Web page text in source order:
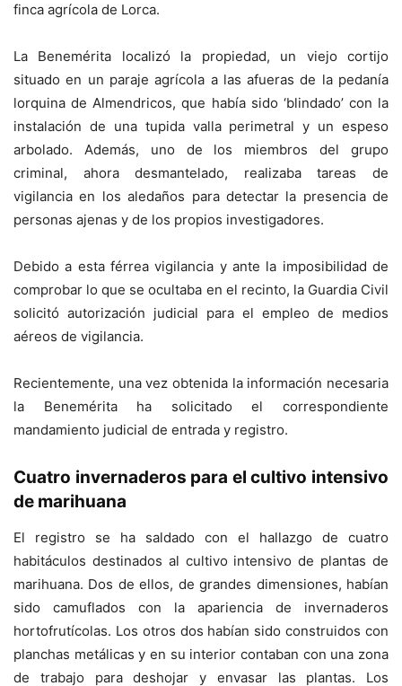
finca agrícola de Lorca.
La Benemérita localizó la propiedad, un viejo cortijo
situado en un paraje agrícola a las afueras de la pedanía
lorquina de Almendricos, que había sido ‘blindado’ con la
instalación de una tupida valla perimetral y un espeso
arbolado. Además, uno de los miembros del grupo
criminal, ahora desmantelado, realizaba tareas de
vigilancia en los aledaños para detectar la presencia de
personas ajenas y de los propios investigadores.
Debido a esta férrea vigilancia y ante la imposibilidad de
comprobar lo que se ocultaba en el recinto, la Guardia Civil
solicitó autorización judicial para el empleo de medios
aéreos de vigilancia.
Recientemente, una vez obtenida la información necesaria
la Benemérita ha solicitado el correspondiente
mandamiento judicial de entrada y registro.
Cuatro invernaderos para el cultivo intensivo
de marihuana
El registro se ha saldado con el hallazgo de cuatro
habitáculos destinados al cultivo intensivo de plantas de
marihuana. Dos de ellos, de grandes dimensiones, habían
sido camuflados con la apariencia de invernaderos
hortofrutícolas. Los otros dos habían sido construidos con
planchas metálicas y en su interior contaban con una zona
de trabajo para deshojar y envasar las plantas. Los